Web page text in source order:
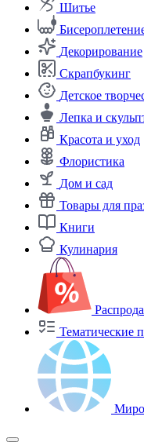
Шитье
Декорирование
Скрапбукинг
Детское
Лепка и
Красота и уход
Флористика
Дом и сад
Товары для
Книги
Кулинария
Тематические